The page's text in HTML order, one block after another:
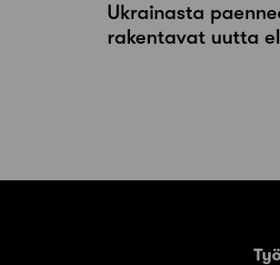
Ukrainasta
rakentavat uutta